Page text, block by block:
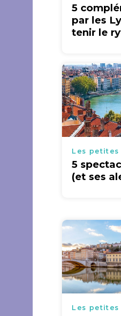
5
par les
tenir le
Les
5
(et ses
Les